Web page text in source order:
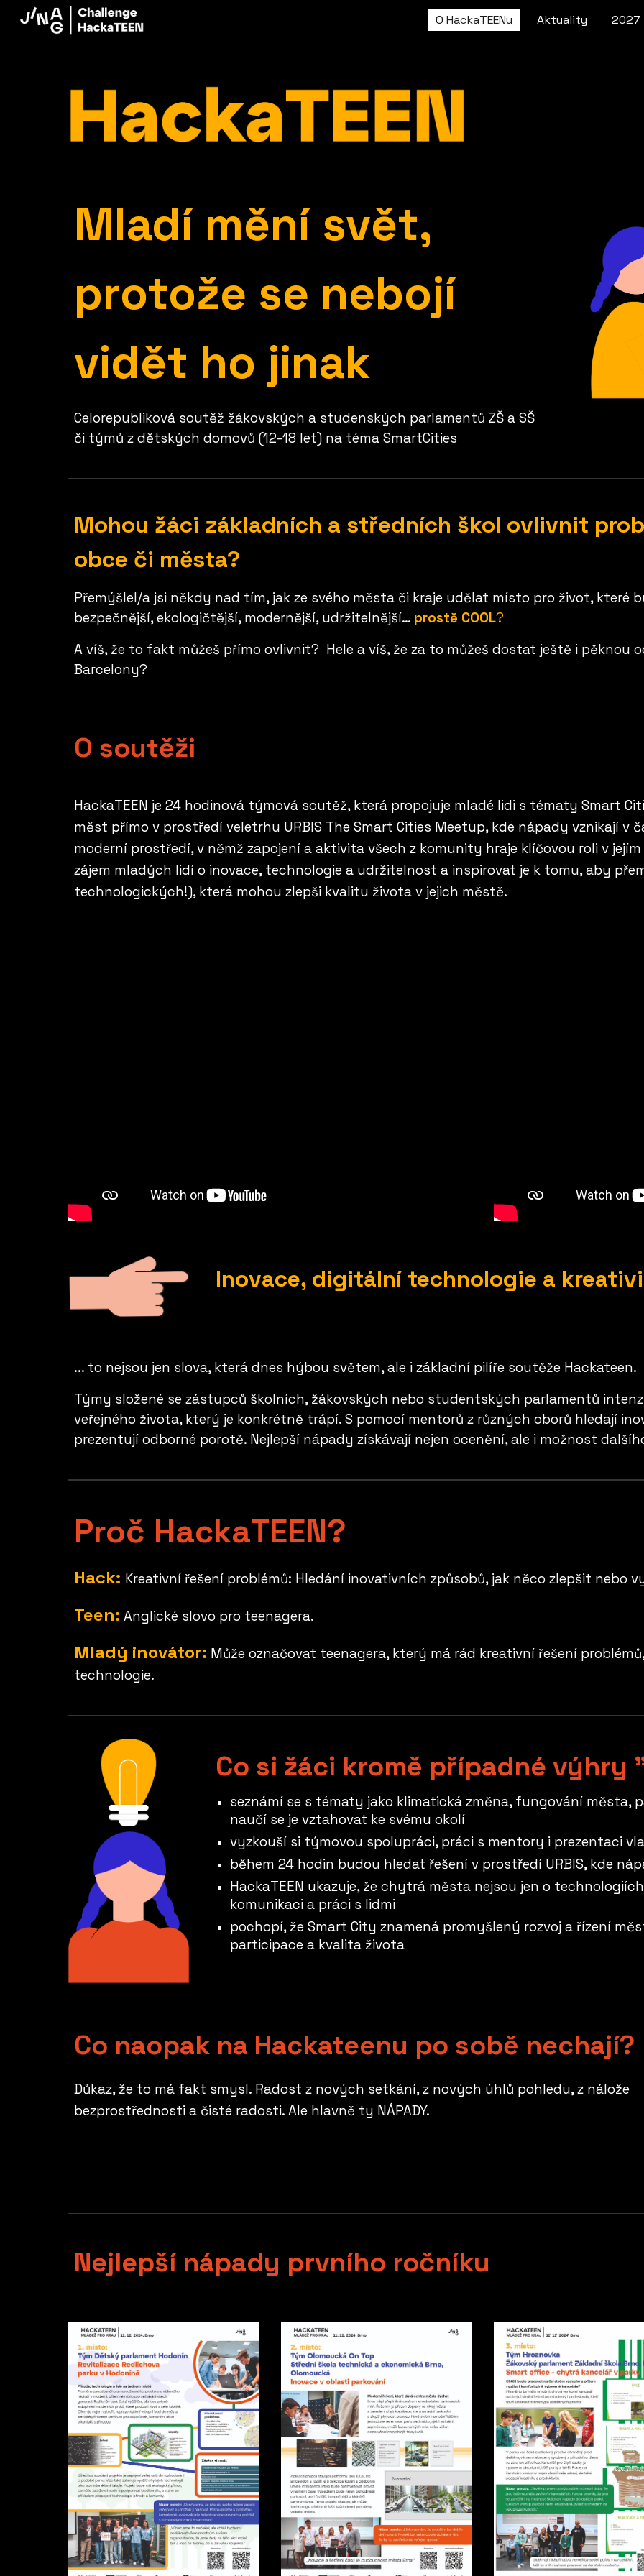
Skip to
O HackaTEENu Aktuality 2027
Mladí mění svět,
protože se nebojí
vidět ho jinak
Celorepubliková soutěž žákovských a studenských parlamentů ZŠ a SŠ
či týmů z dětských domovů (12-18 let) na téma SmartCities
Mohou žáci základních a středních škol ovlivnit
obce či města?
Přemýšlel/a jsi někdy nad tím, jak ze svého města či kraje udělat místo pro život, které
bezpečnější, ekologičtější, modernější, udržitelnější… prostě COOL?
A víš, že to fakt můžeš přímo ovlivnit? Hele a víš, že za to můžeš dostat ještě i pěknou
Barcelony?
O soutěži
HackaTEEN je 24 hodinová týmová soutěž, která propojuje mladé lidi s tématy Smart
měst přímo v prostředí veletrhu URBIS The Smart Cities Meetup, kde nápady vznikají v
moderní prostředí, v němž zapojení a aktivita všech z komunity hraje klíčovou roli v
zájem mladých lidí o inovace, technologie a udržitelnost a inspirovat je k tomu, aby
technologických!), která mohou zlepši kvalitu života v jejich městě.
Inovace, digitální technologie a
... to nejsou jen slova, která dnes hýbou světem, ale i základní pilíře soutěže Hackateen.
Týmy složené se zástupců školních, žákovských nebo studentských parlamentů
veřejného života, který je konkrétně trápí. S pomocí mentorů z různých oborů hledají
prezentují odborné porotě. Nejlepší nápady získávají nejen ocenění, ale i možnost
Proč HackaTEEN?
Hack: Kreativní řešení problémů: Hledání inovativních způsobů, jak něco zlepšit nebo
Teen: Anglické slovo pro teenagera.
Mladý inovátor: Může označovat teenagera, který má rád kreativní řešení
technologie.
Co si žáci kromě případné výhry
seznámí se s tématy jako klimatická změna, fungování města,
naučí se je vztahovat ke svému okolí
vyzkouší si týmovou spolupráci, práci s mentory i prezentaci
během 24 hodin budou hledat řešení v prostředí URBIS, kde
HackaTEEN ukazuje, že chytrá města nejsou jen o
komunikaci a práci s lidmi
pochopí, že Smart City znamená promyšlený rozvoj a řízení
participace a kvalita života
Co naopak na Hackateenu po sobě nechají?
Důkaz, že to má fakt smysl. Radost z nových setkání, z nových úhlů pohledu, z nálože
bezprostřednosti a čisté radosti. Ale hlavně ty NÁPADY.
Nejlepší nápady prvního ročníku